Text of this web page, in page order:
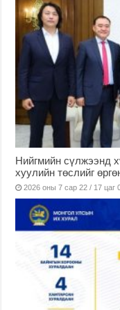
Нийгмийн сүлжээнд
хуулийн төслийг
2026 оны 7 сар 22 / 17 цаг